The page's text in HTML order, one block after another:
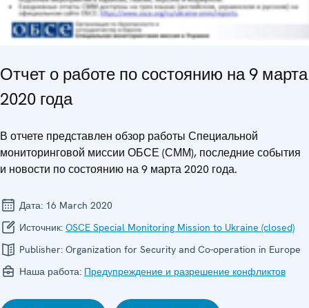
Отчет о работе по состоянию на 9 марта
2020 года
В отчете представлен обзор работы Специальной
мониторинговой миссии ОБСЕ (СММ), последние события
и новости по состоянию на 9 марта 2020 года.
Дата: 16 March 2020
Источник: OSCE Special Monitoring Mission to Ukraine (closed)
Publisher: Organization for Security and Co-operation in Europe
Наша работа: Предупреждение и разрешение конфликтов